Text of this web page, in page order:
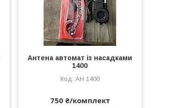
Антена автомат із насадками
1400
АН 1400
750 ₴/комплект